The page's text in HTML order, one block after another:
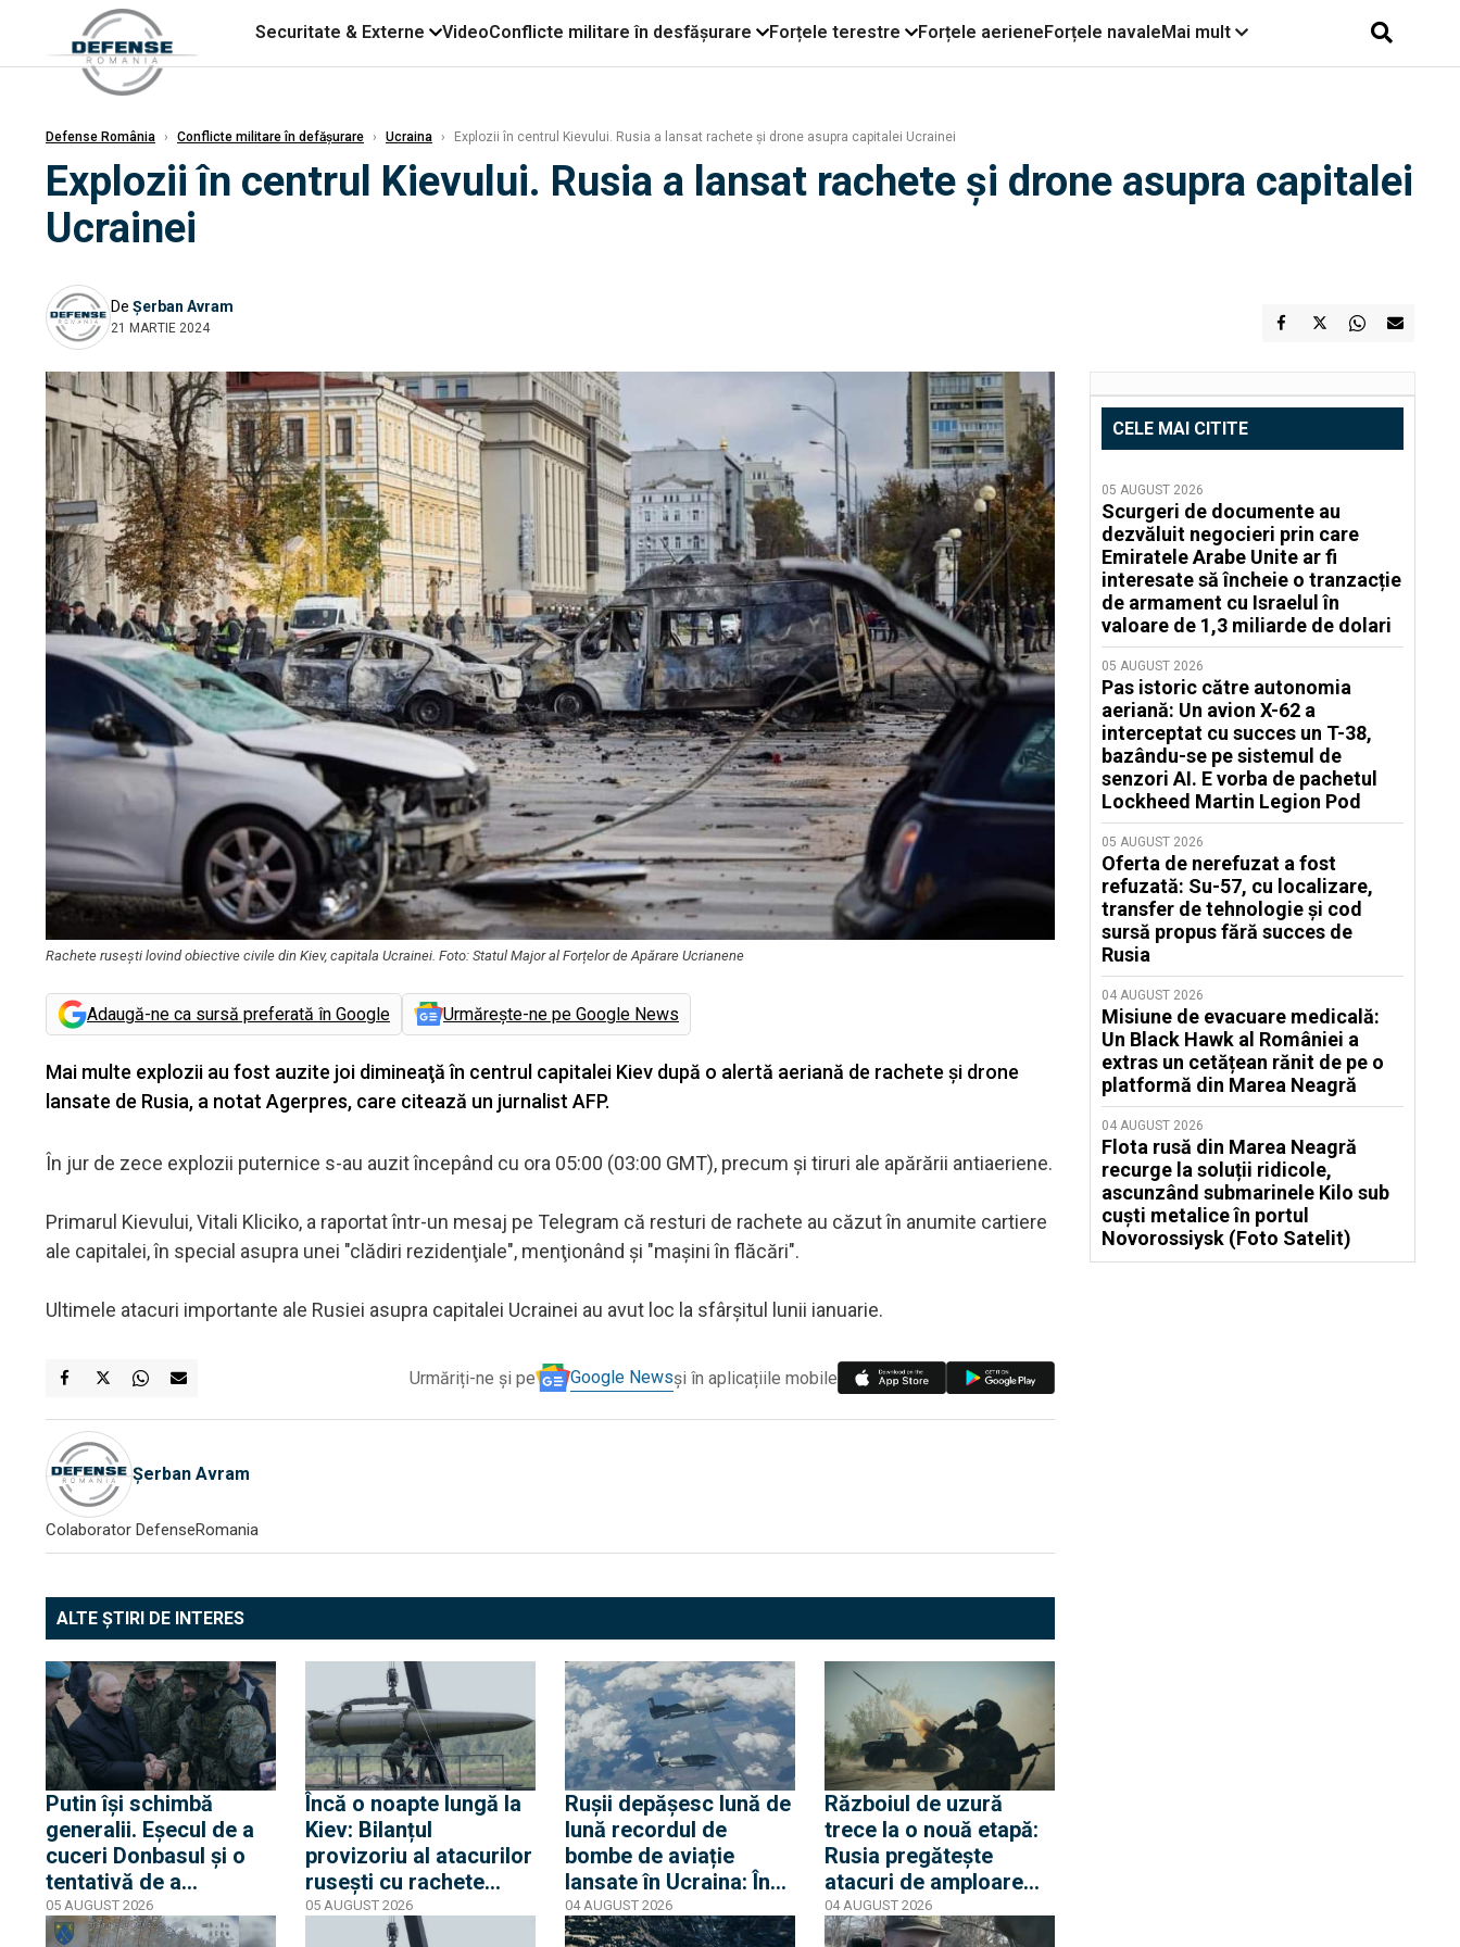
Securitate & Externe VideoConflicte militare în desfășurare Forțele terestre Forțele aerieneForțele navaleMai mult
Defense România › Conflicte militare în defășurare › Ucraina › Explozii în centrul Kievului. Rusia a lansat rachete și drone asupra capitalei Ucrainei
Explozii în centrul Kievului. Rusia a lansat rachete și drone asupra capitalei
Ucrainei
De Șerban Avram
21 MARTIE 2024
Rachete rusești lovind obiective civile din Kiev, capitala Ucrainei. Foto: Statul Major al Forțelor de Apărare Ucrianene
Adaugă-ne ca sursă preferată în Google Urmărește-ne pe Google News
Mai multe explozii au fost auzite joi dimineaţă în centrul capitalei Kiev după o alertă aeriană de rachete şi drone
lansate de Rusia, a notat Agerpres, care citează un jurnalist AFP.
În jur de zece explozii puternice s-au auzit începând cu ora 05:00 (03:00 GMT), precum şi tiruri ale apărării antiaeriene.
Primarul Kievului, Vitali Kliciko, a raportat într-un mesaj pe Telegram că resturi de rachete au căzut în anumite cartiere
ale capitalei, în special asupra unei "clădiri rezidenţiale", menţionând şi "maşini în flăcări".
Ultimele atacuri importante ale Rusiei asupra capitalei Ucrainei au avut loc la sfârşitul lunii ianuarie.
Urmăriți-ne și pe Google Newsși în aplicațiile mobile
Șerban Avram
Colaborator DefenseRomania
ALTE ȘTIRI DE INTERES
Putin își schimbă
generalii. Eșecul de a
cuceri Donbasul și o
tentativă de a
impulsiona invazia din
Ucraina au condus la
05 AUGUST 2026
Încă o noapte lungă la
Kiev: Bilanțul
provizoriu al atacurilor
rusești cu rachete
balistice și hipersonice
indică 15 morți și 51 de
05 AUGUST 2026
Rușii depășesc lună de
lună recordul de
bombe de aviație
lansate în Ucraina: În
iulie, 8.300 de KAB-uri
au fost folosite
04 AUGUST 2026
Războiul de uzură
trece la o nouă etapă:
Rusia pregătește
atacuri de amploare
asupra rețelelor de apă
și canalizare
04 AUGUST 2026
CELE MAI CITITE
05 AUGUST 2026
Scurgeri de documente au
dezvăluit negocieri prin care
Emiratele Arabe Unite ar fi
interesate să încheie o tranzacție
de armament cu Israelul în
valoare de 1,3 miliarde de dolari
05 AUGUST 2026
Pas istoric către autonomia
aeriană: Un avion X-62 a
interceptat cu succes un T-38,
bazându-se pe sistemul de
senzori AI. E vorba de pachetul
Lockheed Martin Legion Pod
05 AUGUST 2026
Oferta de nerefuzat a fost
refuzată: Su-57, cu localizare,
transfer de tehnologie și cod
sursă propus fără succes de
Rusia
04 AUGUST 2026
Misiune de evacuare medicală:
Un Black Hawk al României a
extras un cetățean rănit de pe o
platformă din Marea Neagră
04 AUGUST 2026
Flota rusă din Marea Neagră
recurge la soluții ridicole,
ascunzând submarinele Kilo sub
cuști metalice în portul
Novorossiysk (Foto Satelit)